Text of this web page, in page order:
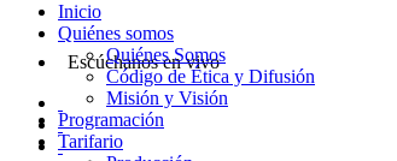
Escúchanos en vivo
Inicio
Quiénes somos
Quiénes Somos
Código de Ética y Difusión
Misión y Visión
Programación
Tarifario